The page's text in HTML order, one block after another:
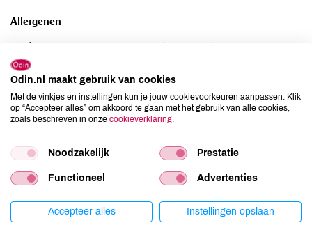
Allergenen
Ei
Gluten
niet aanwezig
Lactose
niet aanwezig
Lupine
niet aanwezig
Noten
niet aanwezig
Schaaldieren
niet aanwezig
niet aanwezig
Odin.nl maakt gebruik van cookies
Met de vinkjes en instellingen kun je jouw cookievoorkeuren aanpassen. Klik
op “Accepteer alles” om akkoord te gaan met het gebruik van alle cookies,
zoals beschreven in onze cookieverklaring
Noodzakelijk Prestatie
Functioneel Advertenties
Accepteer alles Instellingen opslaan